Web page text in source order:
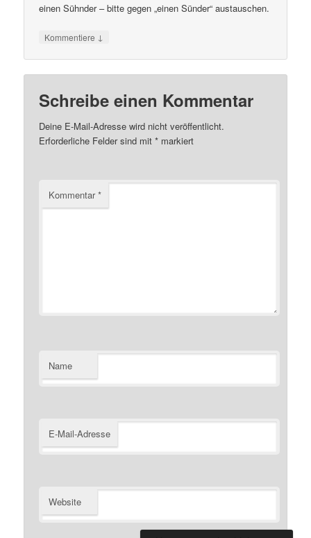
einen Sühnder – bitte gegen „einen Sünder“ austauschen.
Kommentiere ↓
Schreibe einen Kommentar
Deine E-Mail-Adresse wird nicht veröffentlicht.
Erforderliche Felder sind mit* markiert
Kommentar*
Name
E-Mail-Adresse
Website